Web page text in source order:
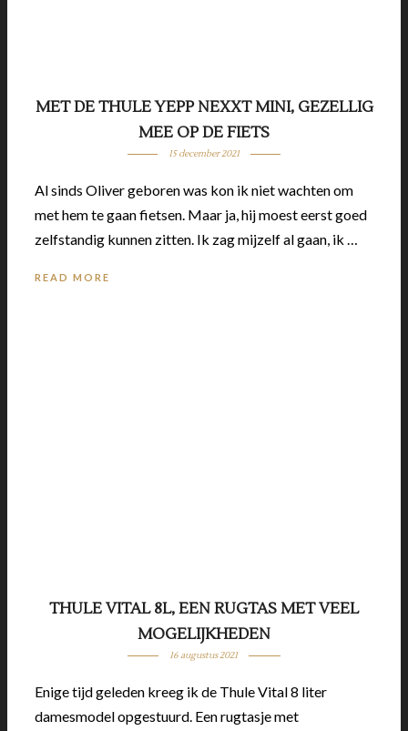
MET DE THULE YEPP NEXXT MINI, GEZELLIG
MEE OP DE FIETS
15 december 2021
Al sinds Oliver geboren was kon ik niet wachten om
met hem te gaan fietsen. Maar ja, hij moest eerst goed
zelfstandig kunnen zitten. Ik zag mijzelf al gaan, ik …
READ MORE
THULE VITAL 8L, EEN RUGTAS MET VEEL
MOGELIJKHEDEN
16 augustus 2021
Enige tijd geleden kreeg ik de Thule Vital 8 liter
damesmodel opgestuurd. Een rugtasje met